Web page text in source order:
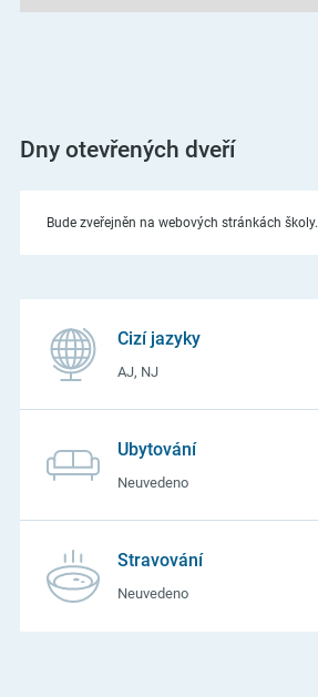
Dny otevřených dveří
Bude zveřejněn na webových stránkách školy.
Cizí jazyky
AJ, NJ
Ubytování
Neuvedeno
Stravování
Neuvedeno